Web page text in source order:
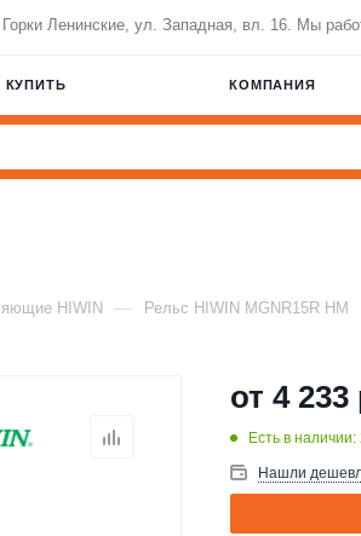
Горки Ленинские, ул. Западная, вл. 16. Мы
КУПИТЬ КОМПАНИЯ
HIWIN — Рельс HIWIN MGNR15R HM
от 4 233
Есть в наличии:
Нашли